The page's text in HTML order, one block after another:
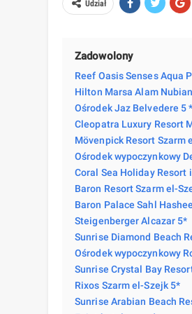
Udział
Zadowolony
Reef Oasis Senses Aqua
Hilton Marsa Alam
Ośrodek Jaz Belvedere 5 *
Cleopatra Luxury Resort
Mövenpick Resort Szarm
Ośrodek wypoczynkowy
Coral Sea Holiday Resort
Baron Resort Szarm el-
Baron Palace Sahl
Steigenberger Alcazar 5*
Sunrise Diamond Beach
Ośrodek wypoczynkowy
Sunrise Crystal Bay
Rixos Szarm el-Szejk 5*
Sunrise Arabian Beach